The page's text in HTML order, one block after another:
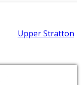
Upper Stratton